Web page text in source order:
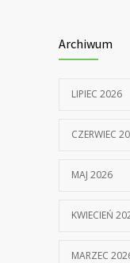
Archiwum
LIPIEC 2026
CZERWIEC
MAJ 2026
KWIECIEŃ
MARZEC